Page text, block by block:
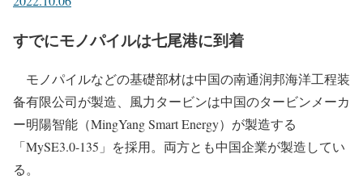
すでにモノパイルは七尾港に到着
モノパイルなどの基礎部材は中国の南通润邦海洋工程装
备有限公司が製造、風力タービンは中国のタービンメーカ
ー明陽智能（MingYang Smart Energy）が製造する
「MySE3.0-135」を採用。両方とも中国企業が製造してい
る。